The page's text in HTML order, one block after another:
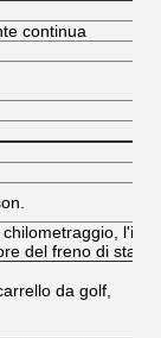
continua
del freno di
da golf,